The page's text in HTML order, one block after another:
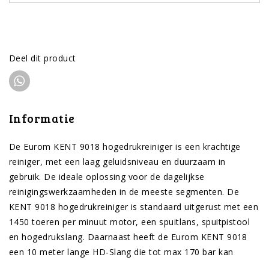
Deel dit product
Informatie
De Eurom KENT 9018 hogedrukreiniger is een krachtige
reiniger, met een laag geluidsniveau en duurzaam in
gebruik. De ideale oplossing voor de dagelijkse
reinigingswerkzaamheden in de meeste segmenten. De
KENT 9018 hogedrukreiniger is standaard uitgerust met een
1450 toeren per minuut motor, een spuitlans, spuitpistool
en hogedrukslang. Daarnaast heeft de Eurom KENT 9018
een 10 meter lange HD-Slang die tot max 170 bar kan